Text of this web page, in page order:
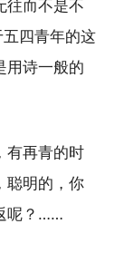
往而不是不
四青年的这
用诗一般的
有再青的时
聪明的，你
呢？……